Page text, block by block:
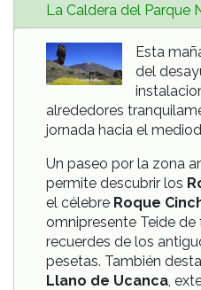
La Caldera del Parque
Esta
del
alrededores
jornada hacia el
Un paseo por la zona
permite descubrir los
el célebre Roque
omnipresente Teide
recuerdes de los
pesetas. También
Llano de Ucanca ,